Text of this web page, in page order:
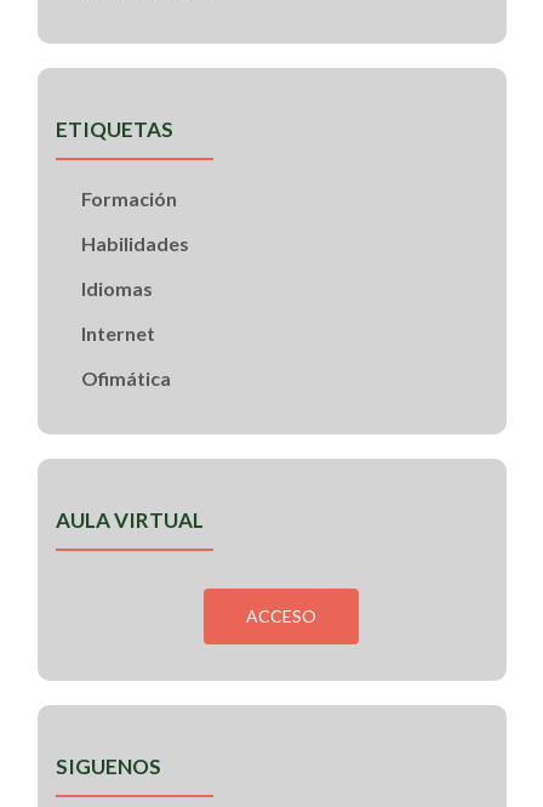
ETIQUETAS
Formación
Habilidades
Idiomas
Internet
Ofimática
AULA VIRTUAL
SIGUENOS